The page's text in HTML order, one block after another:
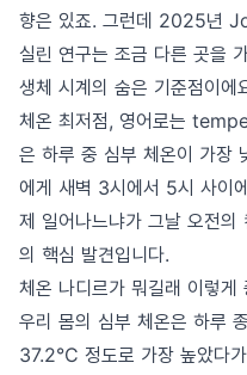
향은 있죠. 그런데 2025년
실린 연구는 조금 다른 곳을
생체 시계의 숨은 기준점이에
체온 최저점, 영어로는
은 하루 중 심부 체온이 가장
에게 새벽 3시에서 5시 사이
제 일어나느냐가 그날 오전의
의 핵심 발견입니다.
체온 나디르가 뭐길래 이렇게
우리 몸의 심부 체온은 하루
37.2°C 정도로 가장 높았다